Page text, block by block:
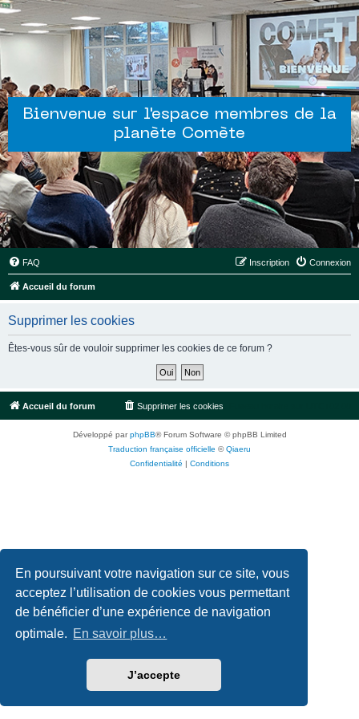
En poursuivant votre navigation sur ce site, vous
acceptez l’utilisation de cookies vous permettant
de bénéficier d’une expérience de navigation
optimale. En savoir plus…
J’accepte
Bienvenue sur l'espace membres de la
planète Comète
FAQ Connexion
Inscription
Accueil du forum
Supprimer les cookies
Êtes-vous sûr de vouloir supprimer les cookies de ce forum ?
Accueil du forum Supprimer les cookies
Développé parphpBB® Forum Software © phpBB Limited
Traduction française officielle ©Qiaeru
Confidentialité | Conditions